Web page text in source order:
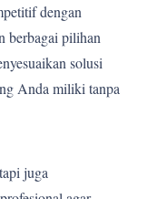
dengan
berbagai pilihan
solusi
Anda miliki tanpa
juga